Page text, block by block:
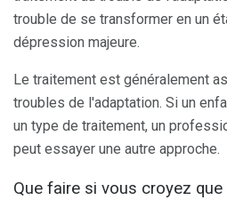
trouble de se transformer en un
dépression majeure.
Le traitement est généralement
troubles de l'adaptation. Si un
un type de traitement, un
peut essayer une autre approche.
Que faire si vous croyez